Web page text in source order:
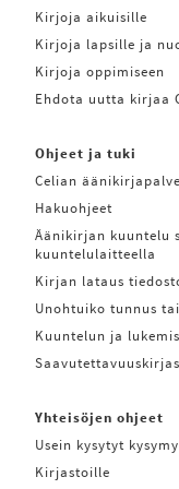
Kirjoja aikuisille
Kirjoja lapsille ja
Kirjoja oppimiseen
Ehdota uutta kirjaa
Ohjeet ja tuki
Celian
Hakuohjeet
Äänikirjan kuuntelu
kuuntelulaitteella
Kirjan lataus
Unohtuiko tunnus
Kuuntelun ja
Yhteisöjen ohjeet
Usein kysytyt
Kirjastoille